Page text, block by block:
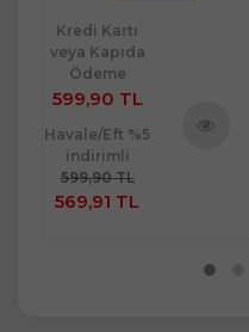
Kredi Kartı
veya Kapıda
Ödeme
599,90 TL
Havale/Eft %5
indirimli
599,90 TL
569,91 TL